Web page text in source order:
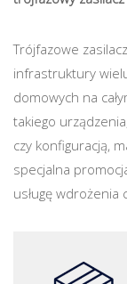
Trójfazowe
infrastruktury
domowych na
takiego
czy konfiguracją,
specjalna
usługę wdrożenia